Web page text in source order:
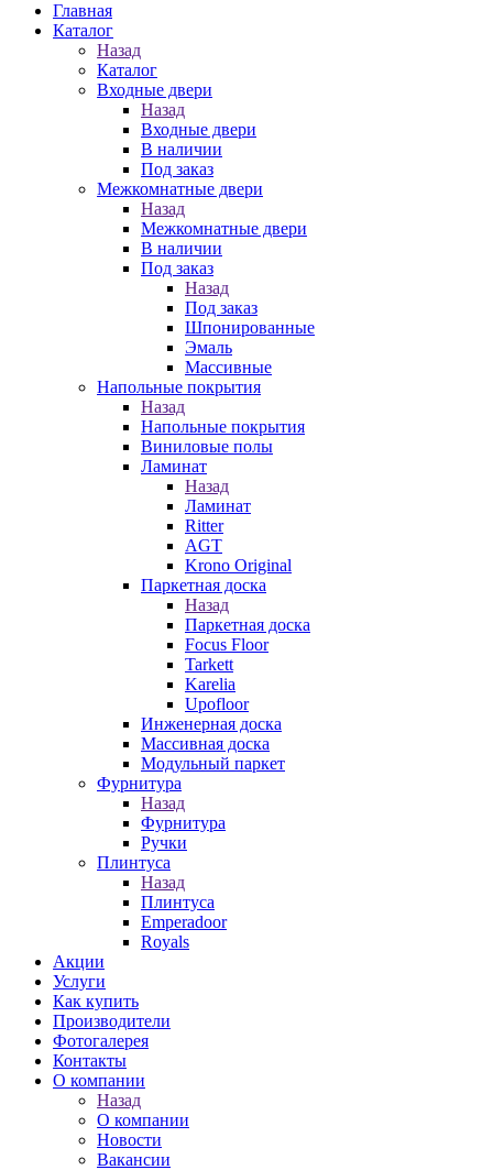
Главная
Каталог
Назад
Каталог
Входные двери
Назад
Входные двери
В наличии
Под заказ
Межкомнатные двери
Назад
Межкомнатные двери
В наличии
Под заказ
Назад
Под заказ
Шпонированные
Эмаль
Массивные
Напольные покрытия
Назад
Напольные покрытия
Виниловые полы
Ламинат
Назад
Ламинат
Ritter
AGT
Krono Original
Паркетная доска
Назад
Паркетная доска
Focus Floor
Tarkett
Karelia
Upofloor
Инженерная доска
Массивная доска
Модульный паркет
Фурнитура
Назад
Фурнитура
Ручки
Плинтуса
Назад
Плинтуса
Emperadoor
Royals
Акции
Услуги
Как купить
Производители
Фотогалерея
Контакты
О компании
Назад
О компании
Новости
Вакансии